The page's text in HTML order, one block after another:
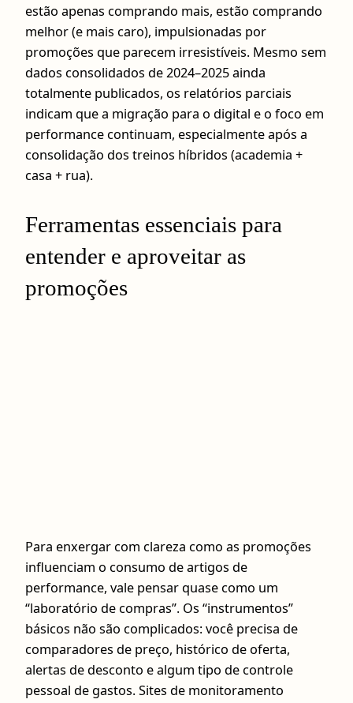
estão apenas comprando mais, estão comprando
melhor (e mais caro), impulsionadas por
promoções que parecem irresistíveis. Mesmo sem
dados consolidados de 2024–2025 ainda
totalmente publicados, os relatórios parciais
indicam que a migração para o digital e o foco em
performance continuam, especialmente após a
consolidação dos treinos híbridos (academia +
casa + rua).
Ferramentas essenciais para
entender e aproveitar as
promoções
Para enxergar com clareza como as promoções
influenciam o consumo de artigos de
performance, vale pensar quase como um
“laboratório de compras”. Os “instrumentos”
básicos não são complicados: você precisa de
comparadores de preço, histórico de oferta,
alertas de desconto e algum tipo de controle
pessoal de gastos. Sites de monitoramento